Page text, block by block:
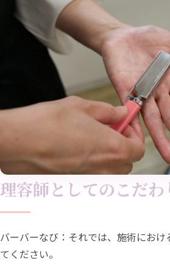
理容師としてのこだわ
バーバーなび：それでは、施術にお
てください。